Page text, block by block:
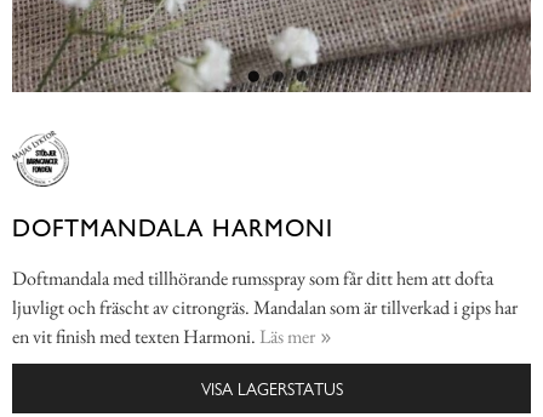
DOFTMANDALA HARMONI
Doftmandala med tillhörande rumsspray som får ditt hem att dofta
ljuvligt och fräscht av citrongräs. Mandalan som är tillverkad i gips har
en vit finish med texten Harmoni. Läs mer
VISA LAGERSTATUS